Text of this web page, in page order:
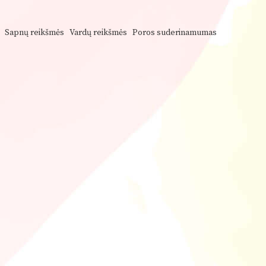
Sapnų reikšmės Vardų reikšmės Poros suderinamumas